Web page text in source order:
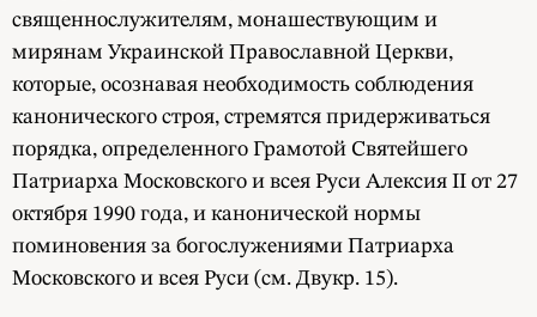
священнослужителям, монашествующим и
мирянам Украинской Православной Церкви,
которые, осознавая необходимость соблюдения
канонического строя, стремятся придерживаться
порядка, определенного Грамотой Святейшего
Патриарха Московского и всея Руси Алексия II от 27
октября 1990 года, и канонической нормы
поминовения за богослужениями Патриарха
Московского и всея Руси (см. Двукр. 15).